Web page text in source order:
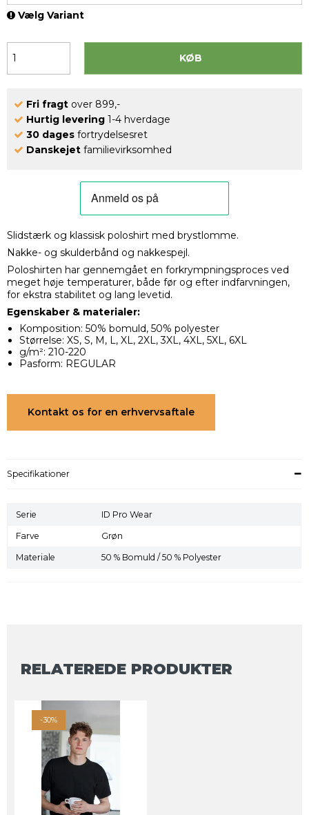
Vælg Variant
KØB
Fri fragt over 899,-
Hurtig levering 1-4 hverdage
30 dages fortrydelsesret
Danskejet familievirksomhed
Slidstærk og klassisk poloshirt med brystlomme.
Nakke- og skulderbånd og nakkespejl.
Poloshirten har gennemgået en forkrympningsproces ved
meget høje temperaturer, både før og efter indfarvningen,
for ekstra stabilitet og lang levetid.
Egenskaber & materialer:
Komposition: 50% bomuld, 50% polyester
Størrelse: XS, S, M, L, XL, 2XL, 3XL, 4XL, 5XL, 6XL
g/m²: 210-220
Pasform: REGULAR
Kontakt os for en erhvervsaftale
Specifikationer
Serie ID Pro Wear
Farve Grøn
Materiale 50 % Bomuld / 50 % Polyester
RELATEREDE PRODUKTER
-30%